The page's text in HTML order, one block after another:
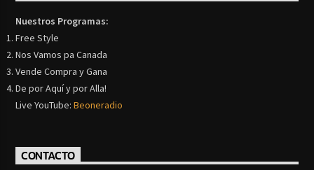
Nuestros Programas:
Free Style
Nos Vamos pa Canada
Vende Compra y Gana
De por Aquí y por Alla!
Live YouTube:Beoneradio
CONTACTO